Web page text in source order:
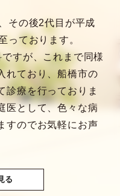
その後2代目が平成
っております。
すが、これまで同様
れており、船橋市の
診療を行っておりま
医として、色々な病
すのでお気軽にお声
る